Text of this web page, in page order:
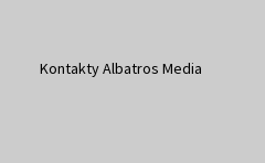
Kontakty Albatros Media